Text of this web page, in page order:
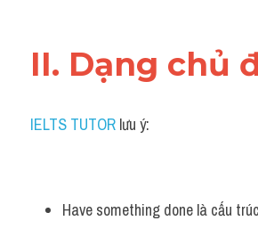
II. Dạng chủ
IELTS TUTOR lưu ý:
Have something done là cấu